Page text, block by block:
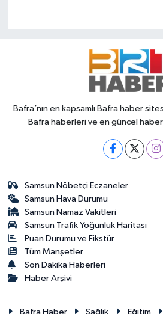
Bafra’nın en kapsamlı Bafra haber
Bafra haberleri ve en güncel
Samsun Nöbetçi Eczaneler
Samsun Hava Durumu
Samsun Namaz Vakitleri
Samsun Trafik Yoğunluk Haritası
Puan Durumu ve Fikstür
Tüm Manşetler
Son Dakika Haberleri
Haber Arşivi
Bafra Haber Sağlık Eğitim